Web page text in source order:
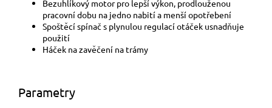
Bezuhlíkový motor pro lepší výkon, prodlouženou
pracovní dobu na jedno nabití a menší opotřebení
Spoštěcí spínač s plynulou regulací otáček usnadňuje
použití
Háček na zavěčení na trámy
Parametry